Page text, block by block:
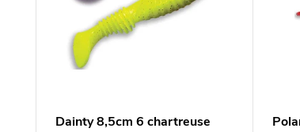
Dainty 8,5cm 6 chartreuse